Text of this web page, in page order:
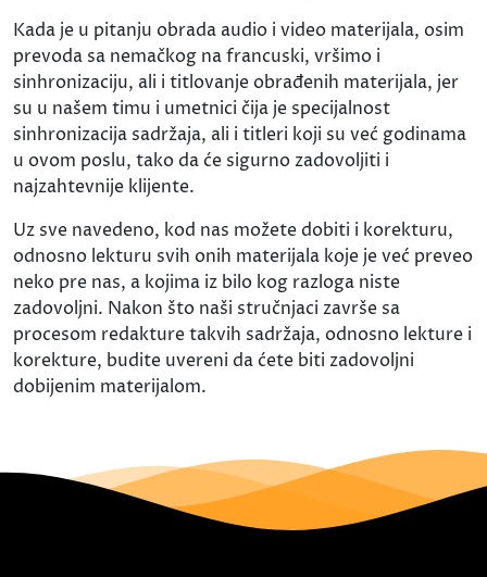
Kada je u pitanju obrada audio i video materijala, osim
prevoda sa nemačkog na francuski, vršimo i
sinhronizaciju, ali i titlovanje obrađenih materijala, jer
su u našem timu i umetnici čija je specijalnost
sinhronizacija sadržaja, ali i titleri koji su već godinama
u ovom poslu, tako da će sigurno zadovoljiti i
najzahtevnije klijente.
Uz sve navedeno, kod nas možete dobiti i korekturu,
odnosno lekturu svih onih materijala koje je već preveo
neko pre nas, a kojima iz bilo kog razloga niste
zadovoljni. Nakon što naši stručnjaci završe sa
procesom redakture takvih sadržaja, odnosno lekture i
korekture, budite uvereni da ćete biti zadovoljni
dobijenim materijalom.